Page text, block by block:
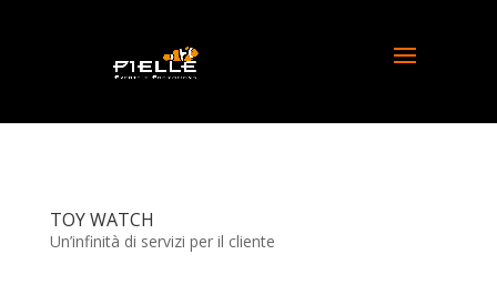
TOY WATCH
Un’infinità di servizi per il cliente